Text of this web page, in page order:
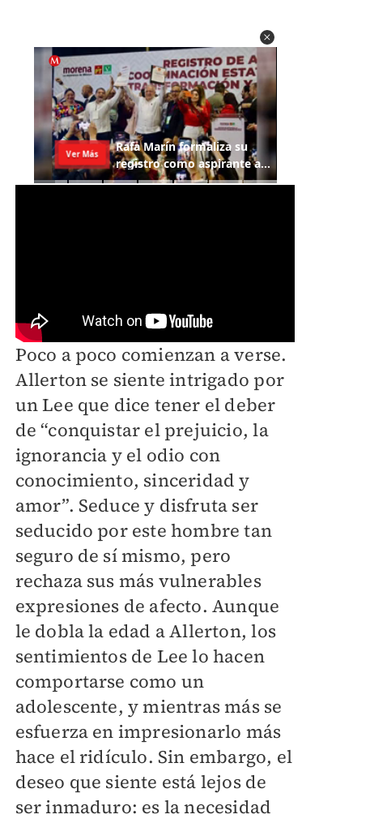
Poco a poco comienzan a verse.
Allerton se siente intrigado por
un Lee que dice tener el deber
de “conquistar el prejuicio, la
ignorancia y el odio con
conocimiento, sinceridad y
amor”. Seduce y disfruta ser
seducido por este hombre tan
seguro de sí mismo, pero
rechaza sus más vulnerables
expresiones de afecto. Aunque
le dobla la edad a Allerton, los
sentimientos de Lee lo hacen
comportarse como un
adolescente, y mientras más se
esfuerza en impresionarlo más
hace el ridículo. Sin embargo, el
deseo que siente está lejos de
ser inmaduro: es la necesidad